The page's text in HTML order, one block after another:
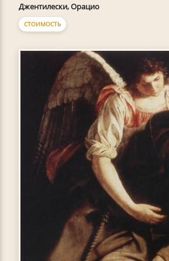
Джентилески, Орацио
СТОИМОСТЬ